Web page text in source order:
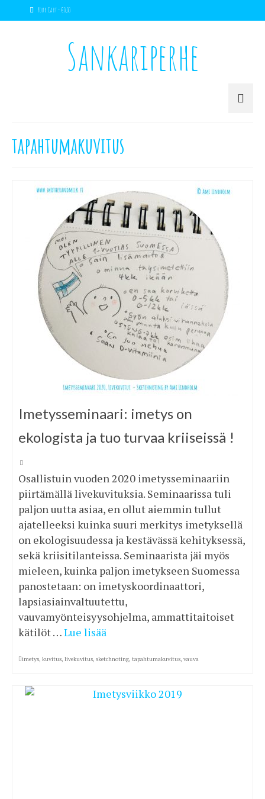
Your Cart-€0,00
Sankariperhe
tapahtumakuvitus
Imetysseminaari: imetys on
ekologista ja tuo turvaa kriiseissä !
Osallistuin vuoden 2020 imetysseminaariin
piirtämällä livekuvituksia. Seminaarissa tuli
paljon uutta asiaa, en ollut aiemmin tullut
ajatelleeksi kuinka suuri merkitys imetyksellä
on ekologisuudessa ja kestävässä kehityksessä,
sekä kriisitilanteissa. Seminaarista jäi myös
mieleen, kuinka paljon imetykseen Suomessa
panostetaan: on imetyskoordinaattori,
lapsiasiainvaltuutettu,
vauvamyönteisyysohjelma, ammattitaitoiset
kätilöt …Lue lisää
imetys, kuvitus, livekuvitus, sketchnoting, tapahtumakuvitus, vauva